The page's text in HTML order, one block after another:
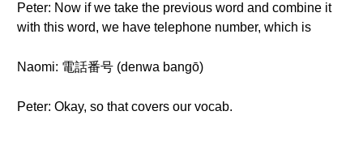
Peter: Now if we take the previous word and combine it
with this word, we have telephone number, which is
Naomi: 電話番号 (denwa bangō)
Peter: Okay, so that covers our vocab.